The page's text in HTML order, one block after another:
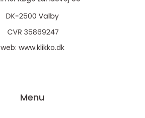
web: www.klikko.dk
Menu